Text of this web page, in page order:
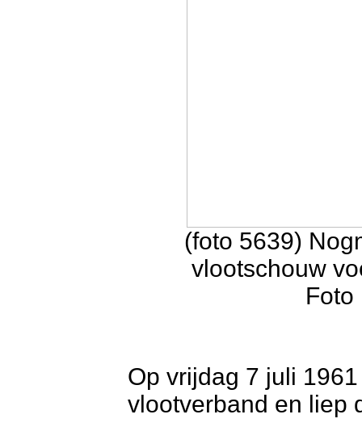
(foto 5639)
vlootschouw
Foto
Op vrijdag 7 juli
vlootverband en liep